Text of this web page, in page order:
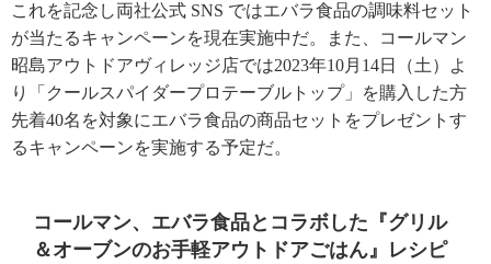
これを記念し両社公式 SNS ではエバラ食品の調味料セット
が当たるキャンペーンを現在実施中だ。また、コールマン
昭島アウトドアヴィレッジ店では2023年10月14日（土）よ
り「クールスパイダープロテーブルトップ」を購入した方
先着40名を対象にエバラ食品の商品セットをプレゼントす
るキャンペーンを実施する予定だ。
コールマン、エバラ食品とコラボした『グリル
＆オーブンのお手軽アウトドアごはん』レシピ